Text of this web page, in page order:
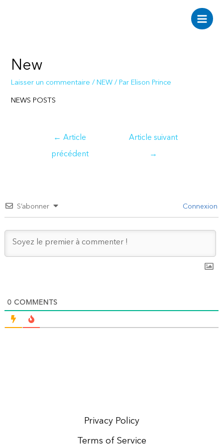
Main
New
Laisser un commentaire / NEW / Par Elison Prince
NEWS POSTS
← Article
précédent
Article suivant
→
S’abonner Connexion
0COMMENTS
Privacy Policy
Terms of Service